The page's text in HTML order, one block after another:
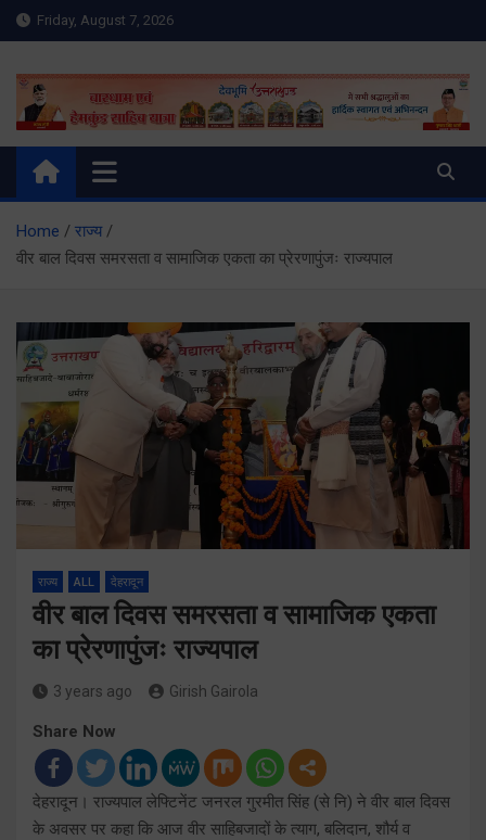
Skip
to
Friday, August 7, 2026
Meru Raibar | Uttarakhand
News | Uttarkashi News
meruraibar.com
Home
राज्य
वीर बाल दिवस समरसता व सामाजिक एकता का प्रेरणापुंजः राज्यपाल
राज्य ALL देहरादून
वीर बाल दिवस समरसता व सामाजिक एकता
का प्रेरणापुंजः राज्यपाल
3 years ago Girish Gairola
Share Now
देहरादून। राज्यपाल लेफ्टिनेंट जनरल गुरमीत सिंह (से नि) ने वीर बाल दिवस
के अवसर पर कहा कि आज वीर साहिबजादों के त्याग, बलिदान, शौर्य व